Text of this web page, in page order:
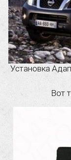
Установка
Вот